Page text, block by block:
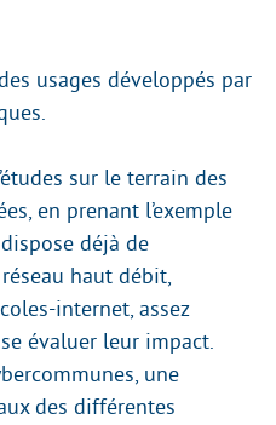
usages développés par
sur le terrain des
en prenant l’exemple
déjà de
haut débit,
internet, assez
évaluer leur impact.
une
des différentes